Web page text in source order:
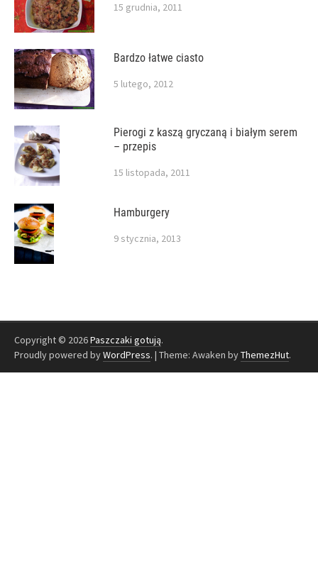
15 grudnia, 2011
Bardzo łatwe ciasto
5 lutego, 2012
Pierogi z kaszą gryczaną i białym serem
– przepis
15 listopada, 2011
Hamburgery
9 stycznia, 2013
Copyright © 2026Paszczaki gotują.
Proudly powered byWordPress. | Theme: Awaken byThemezHut.